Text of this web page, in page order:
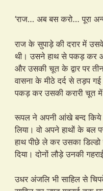
‘राज… अब बस करो… पूरा
राज के सुपाड़े की दरार में
थी। उसने हाथ से पकड़ कर
और उसकी चूत के द्वार पर
वासना के मीठे दर्द से तड़प
पकड़ कर उसकी करारी चूत में
रूपल ने अपनी आंखे बन्द
लिया। वो अपने हाथों के बल
हाथ पीछे ले कर उसका
दिया। दोनों लौड़े उनकी
उधर अंजलि भी साहिल से